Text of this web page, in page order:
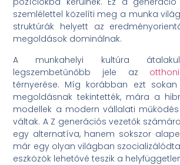
szemlélettel közelíti meg a munka
struktúrák helyett az
megoldások dominálnak.
A munkahelyi kultúra
legszembetűnőbb jele az
térnyerése. Míg korábban ezt
megoldásnak tekintették, mára a
modellek a modern vállalati működés
váltak. A Z generációs vezetők
egy alternatíva, hanem sokszor
már egy olyan világban
eszközök lehetővé teszik a